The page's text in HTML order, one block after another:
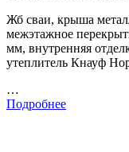
Жб сваи, крыша
межэтажное
мм, внутренняя
утеплитель Кнауф
…
Подробнее